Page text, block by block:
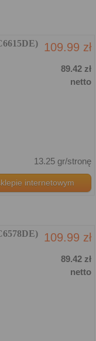
109.99 zł
89.42 zł
netto
13.25 gr/stronę
internetowym
109.99 zł
89.42 zł
netto